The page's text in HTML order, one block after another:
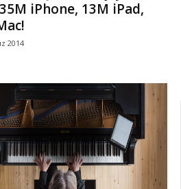
iPhone, 13M iPad,
2014